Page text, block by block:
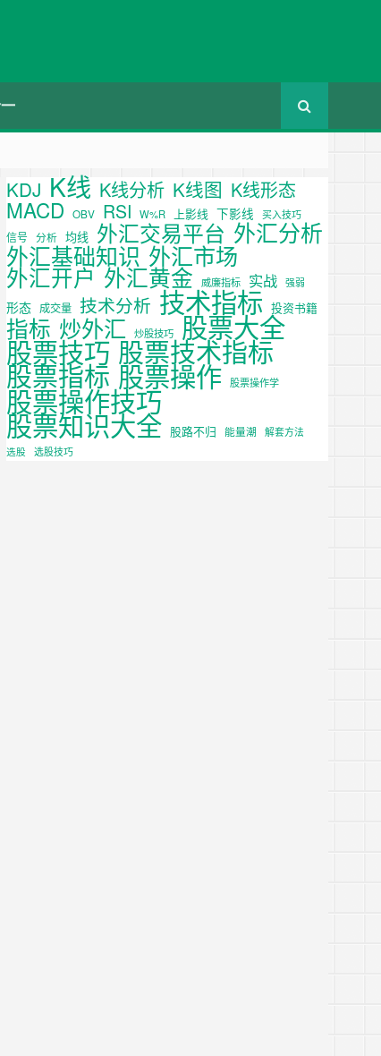
KDJ K线 K线分析 K线图 K线形态
MACD OBV RSI W%R 上影线 下影线 买入技巧
信号 分析 均线 外汇交易平台 外汇分析
外汇基础知识 外汇市场
外汇开户 外汇黄金 威廉指标 实战 强弱
形态 成交量 技术分析 技术指标 投资书籍
指标 炒外汇 炒股技巧 股票大全
股票技巧 股票技术指标
股票指标 股票操作 股票操作学
股票操作技巧
股票知识大全 股路不归 能量潮
解套方法
选股
选股技巧